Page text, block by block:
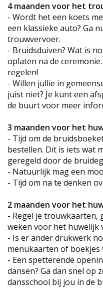
4 maanden voor het
- Wordt het een koets
een klassieke auto? Ga
trouwvervoer.
- Bruidsduiven? Wat is
oplaten na de
regelen!
- Willen jullie in
juist niet? Je kunt een
de buurt voor meer
3 maanden voor het
- Tijd om de
bestellen. Dit is iets wat
geregeld door de
- Natuurlijk mag een
- Tijd om na te denken
2 maanden voor het
- Regel je trouwkaarten,
weken voor het huwelijk
- Is er ander drukwerk
menukaarten of boekjes
- Een spetterende
dansen? Ga dan snel op
dansschool bij jou in de